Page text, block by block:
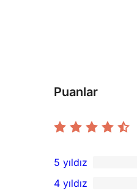
Puanlar
61
5
5 yıldız
4 yıldız